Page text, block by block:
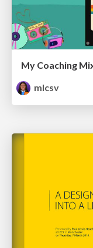
My Coaching
mlcsv